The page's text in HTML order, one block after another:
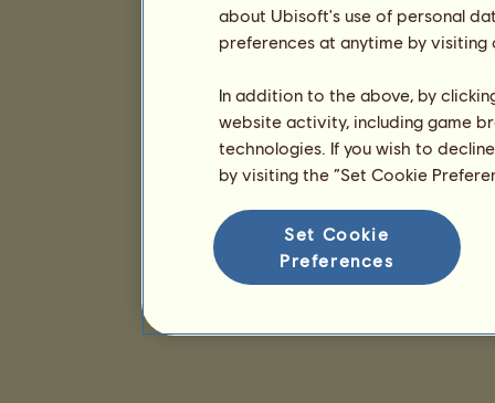
about Ubisoft's use of personal
preferences at anytime by
In addition to the above, by
website activity, including game
technologies. If you wish to
by visiting the “Set Cookie
Set Cookie
Preferences